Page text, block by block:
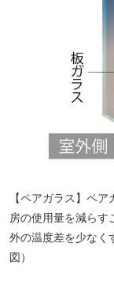
【ペアガラス】ペ
房の使用量を減らす
外の温度差を少なく
図）